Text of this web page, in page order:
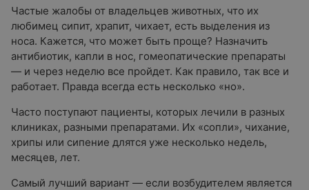
Частые жалобы от владельцев животных, что их
любимец сипит, храпит, чихает, есть выделения из
носа. Кажется, что может быть проще? Назначить
антибиотик, капли в нос, гомеопатические препараты
— и через неделю все пройдет. Как правило, так все и
работает. Правда всегда есть несколько «но».
Часто поступают пациенты, которых лечили в разных
клиниках, разными препаратами. Их «сопли», чихание,
хрипы или сипение длятся уже несколько недель,
месяцев, лет.
Самый лучший вариант — если возбудителем является